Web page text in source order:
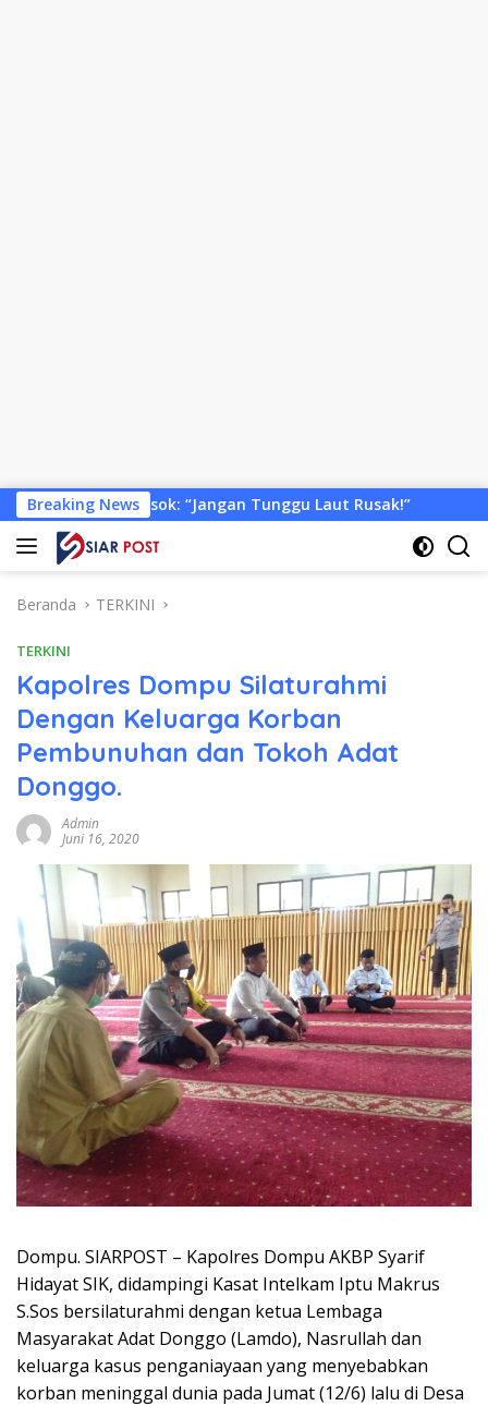
Langsung
ke
konten
Breaking News
“Jangan Tunggu Laut Rusak!” Tongkang Muat
Beranda TERKINI
TERKINI
Kapolres Dompu Silaturahmi
Dengan Keluarga Korban
Pembunuhan dan Tokoh Adat
Donggo.
Admin
Juni 16, 2020
Dompu. SIARPOST – Kapolres Dompu AKBP Syarif
Hidayat SIK, didampingi Kasat Intelkam Iptu Makrus
S.Sos bersilaturahmi dengan ketua Lembaga
Masyarakat Adat Donggo (Lamdo), Nasrullah dan
keluarga kasus penganiayaan yang menyebabkan
korban meninggal dunia pada Jumat (12/6) lalu di Desa